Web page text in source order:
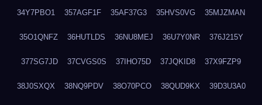
34Y7PBO1 357AGF1F 35AF37G3 35HVS0VG 35MJZMAN
35O1QNFZ 36HUTLDS 36NU8MEJ 36U7Y0NR 376J215Y
377SG7JD 37CVGS0S 37IHO75D 37JQKID8 37X9FZP9
38J0SXQX 38NQ9PDV 38O70PCO 38QUD9KX 39D3U3A0